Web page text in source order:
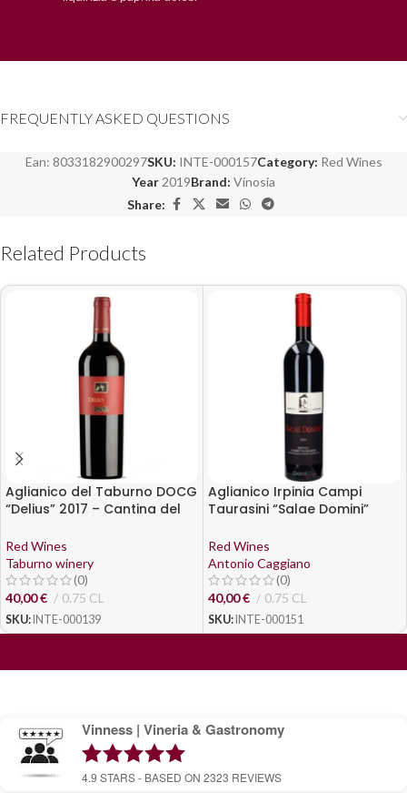
FREQUENTLY ASKED QUESTIONS
Ean: 8033182900297SKU: INTE-000157Category: Red Wines
Year 2019Brand: Vinosia
Share:
Related Products
Aglianico del Taburno DOCG
“Delius” 2017 – Cantina del
Red Wines
Taburno winery
(0)
40,00€ 0.75 CL
SKU: INTE-000139
Aglianico Irpinia Campi
Taurasini “Salae Domini”
Red Wines
Antonio Caggiano
(0)
40,00€ 0.75 CL
SKU: INTE-000151
Vinness | Vineria & Gastronomy
4.9 STARS - BASED ON 2323 REVIEWS